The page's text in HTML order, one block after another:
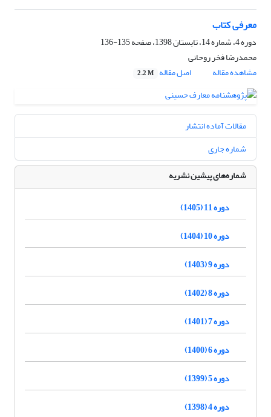
معرفی کتاب
دوره 4، شماره 14، تابستان 1398، صفحه
135-136
محمدرضا فخر روحانی
مشاهده مقاله
اصل مقاله 2.2 M
مقالات آماده انتشار
شماره جاری
شماره‌های پیشین نشریه
دوره 11 (1405)
دوره 10 (1404)
دوره 9 (1403)
دوره 8 (1402)
دوره 7 (1401)
دوره 6 (1400)
دوره 5 (1399)
دوره 4 (1398)